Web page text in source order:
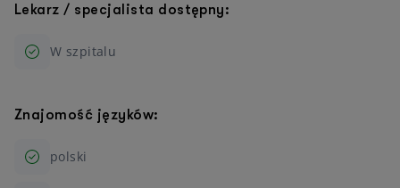
Lekarz / specjalista dostępny:
W szpitalu
Znajomość języków:
polski